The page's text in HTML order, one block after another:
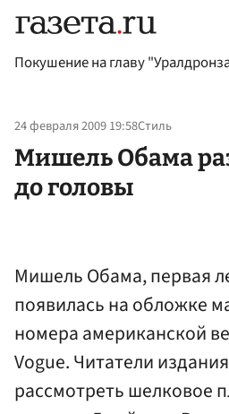
Покушение на главу
24 февраля 2009 19:58Стиль
Мишель Обама
до головы
Мишель Обама, первая
появилась на обложке
номера американской
Vogue. Читатели
рассмотреть шелковое